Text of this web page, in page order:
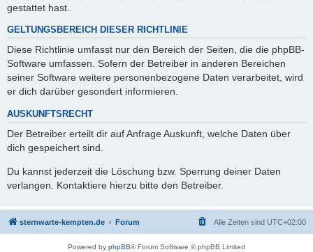
gestattet hast.
GELTUNGSBEREICH DIESER RICHTLINIE
Diese Richtlinie umfasst nur den Bereich der Seiten, die die phpBB-
Software umfassen. Sofern der Betreiber in anderen Bereichen
seiner Software weitere personenbezogene Daten verarbeitet, wird
er dich darüber gesondert informieren.
AUSKUNFTSRECHT
Der Betreiber erteilt dir auf Anfrage Auskunft, welche Daten über
dich gespeichert sind.
Du kannst jederzeit die Löschung bzw. Sperrung deiner Daten
verlangen. Kontaktiere hierzu bitte den Betreiber.
sternwarte-kempten.de Forum Alle Zeiten sind UTC+02:00
Powered by phpBB® Forum Software © phpBB Limited